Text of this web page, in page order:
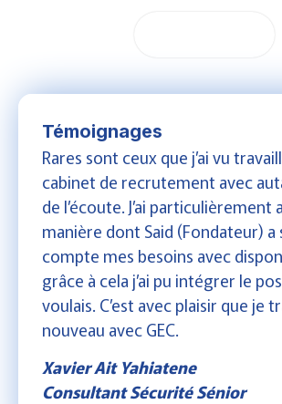
Témoignages
Rares sont ceux que j’ai vu
cabinet de recrutement avec
de l’écoute. J’ai particulièrement
manière dont Said (Fondateur) a
compte mes besoins avec
grâce à cela j’ai pu intégrer le
voulais. C’est avec plaisir que je
nouveau avec GEC.
Xavier Ait Yahiatene
Consultant Sécurité Sénior